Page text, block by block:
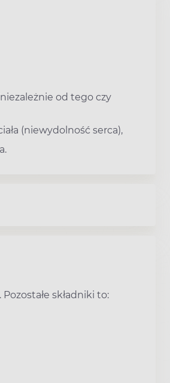
od tego czy
(niewydolność serca),
składniki to: